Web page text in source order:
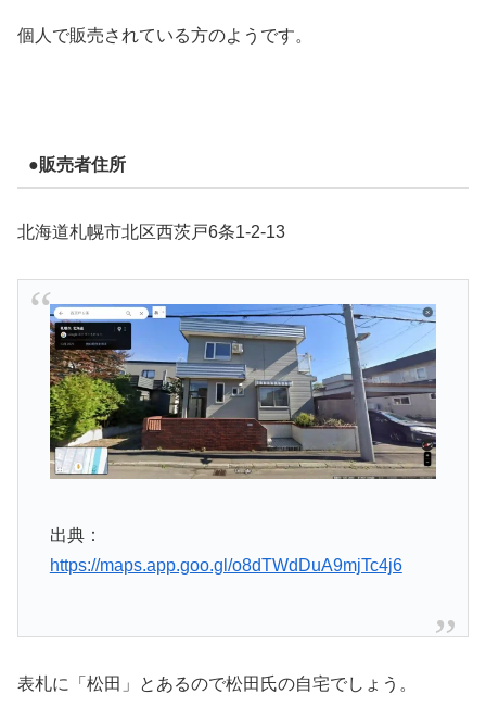
個人で販売されている方のようです。
●販売者住所
北海道札幌市北区西茨戸6条1-2-13
出典：
https://maps.app.goo.gl/o8dTWdDuA9mjTc4j6
表札に「松田」とあるので松田氏の自宅でしょう。